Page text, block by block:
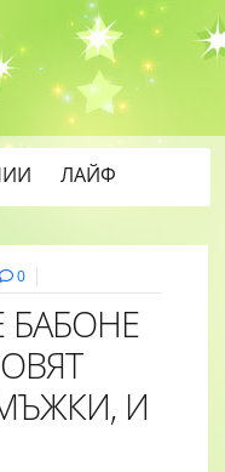
ЛАЙФ
0
И